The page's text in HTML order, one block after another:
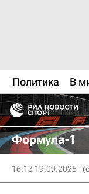
Политика В
Формула-1
16:13 19.09.2025